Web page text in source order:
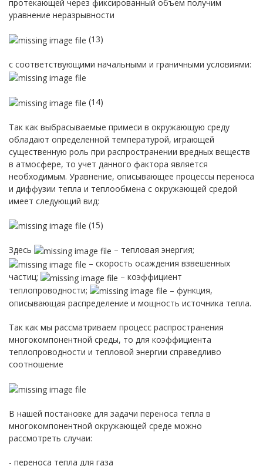
протекающей через фиксированный объем получим
уравнение неразрывности
(13)
с соответствующими начальными и граничными условиями:
(14)
Так как выбрасываемые примеси в окружающую среду
обладают определенной температурой, играющей
существенную роль при распространении вредных веществ
в атмосфере, то учет данного фактора является
необходимым. Уравнение, описывающее процессы переноса
и диффузии тепла и теплообмена с окружающей средой
имеет следующий вид:
(15)
Здесь
– тепловая энергия;
– скорость осаждения взвешенных
частиц;
– коэффициент
теплопроводности;
– функция,
описывающая распределение и мощность источника тепла.
Так как мы рассматриваем процесс распространения
многокомпонентной среды, то для коэффициента
теплопроводности и тепловой энергии справедливо
соотношение
В нашей постановке для задачи переноса тепла в
многокомпонентной окружающей среде можно
рассмотреть случаи:
- переноса тепла для газа